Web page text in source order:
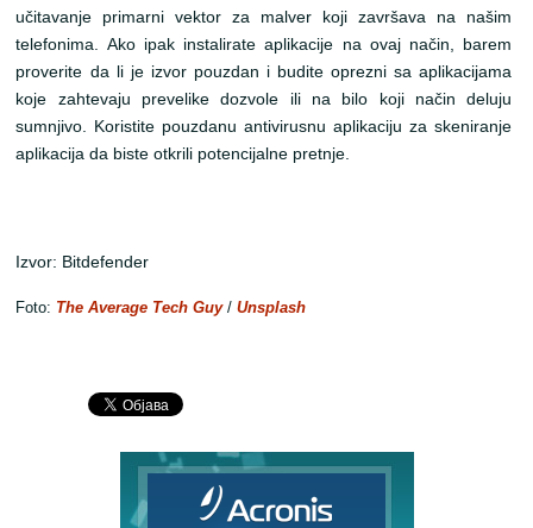
učitavanje primarni vektor za malver koji završava na našim
telefonima. Ako ipak instalirate aplikacije na ovaj način, barem
proverite da li je izvor pouzdan i budite oprezni sa aplikacijama
koje zahtevaju prevelike dozvole ili na bilo koji način deluju
sumnjivo. Koristite pouzdanu antivirusnu aplikaciju za skeniranje
aplikacija da biste otkrili potencijalne pretnje.
Izvor: Bitdefender
Foto: The Average Tech Guy/Unsplash